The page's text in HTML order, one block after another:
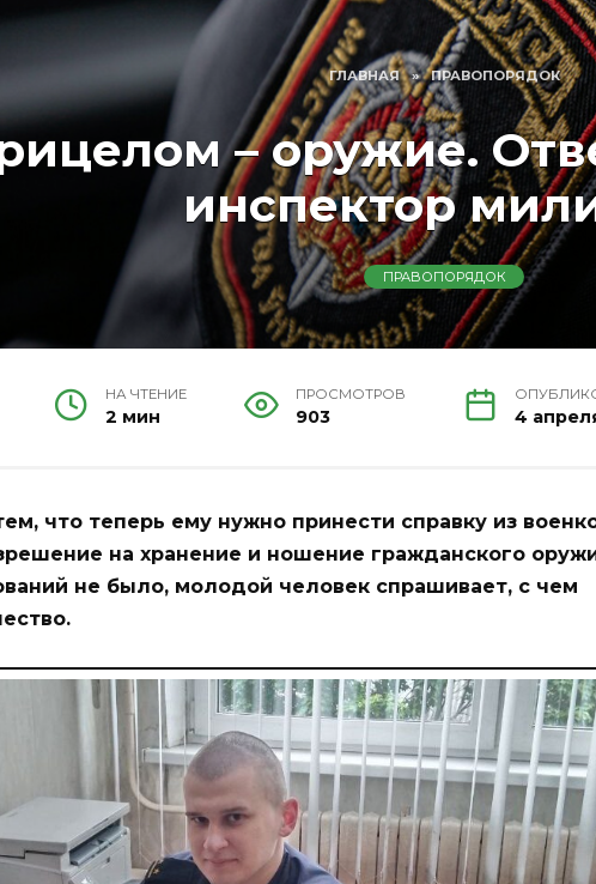
ГЛАВНАЯ » ПРАВОПОРЯДОК
– оружие.
инспектор
ПРАВОПОРЯДОК
НА ЧТЕНИЕ
2 мин
ПРОСМОТРОВ
903 4
что теперь ему нужно принести справку из
на хранение и ношение гражданского
не было, молодой человек спрашивает, с чем